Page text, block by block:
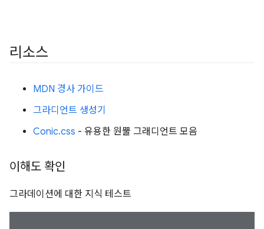
리소스
MDN 경사 가이드
그라디언트 생성기
Conic.css - 유용한 원뿔 그래디언트 모음
이해도 확인
그라데이션에 대한 지식 테스트